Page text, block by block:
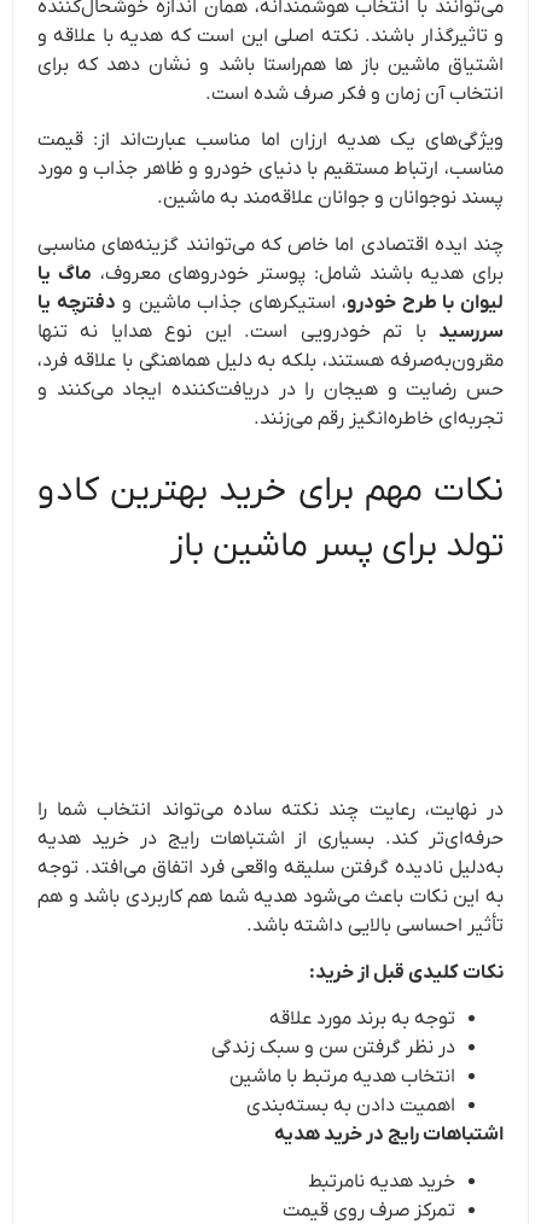
می‌توانند با انتخاب هوشمندانه، همان اندازه خوشحال‌کننده
و تاثیرگذار باشند. نکته اصلی این است که هدیه با علاقه و
اشتیاق ماشین باز ها هم‌راستا باشد و نشان دهد که برای
انتخاب آن زمان و فکر صرف شده است.
ویژگی‌های یک هدیه ارزان اما مناسب عبارت‌اند از: قیمت
مناسب، ارتباط مستقیم با دنیای خودرو و ظاهر جذاب و مورد
پسند نوجوانان و جوانان علاقه‌مند به ماشین.
چند ایده اقتصادی اما خاص که می‌توانند گزینه‌های مناسبی
برای هدیه باشند شامل: پوستر خودروهای معروف، ماگ یا
لیوان با طرح خودرو، استیکرهای جذاب ماشین و دفترچه یا
سررسید با تم خودرویی است. این نوع هدایا نه تنها
مقرون‌به‌صرفه هستند، بلکه به دلیل هماهنگی با علاقه فرد،
حس رضایت و هیجان را در دریافت‌کننده ایجاد می‌کنند و
تجربه‌ای خاطره‌انگیز رقم می‌زنند.
نکات مهم برای خرید بهترین کادو
تولد برای پسر ماشین‌ باز
در نهایت، رعایت چند نکته ساده می‌تواند انتخاب شما را
حرفه‌ای‌تر کند. بسیاری از اشتباهات رایج در خرید هدیه
به‌دلیل نادیده گرفتن سلیقه واقعی فرد اتفاق می‌افتد. توجه
به این نکات باعث می‌شود هدیه شما هم کاربردی باشد و هم
تأثیر احساسی بالایی داشته باشد.
نکات کلیدی قبل از خرید:
توجه به برند مورد علاقه
در نظر گرفتن سن و سبک زندگی
انتخاب هدیه مرتبط با ماشین
اهمیت دادن به بسته‌بندی
اشتباهات رایج در خرید هدیه
خرید هدیه نامرتبط
تمرکز صرف روی قیمت